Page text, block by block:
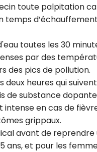
toute palpitation
temps
toutes les 30
par des
des pics de pollution.
deux heures qui
de substance
intense en cas de
grippaux.
avant de
ans, et pour les